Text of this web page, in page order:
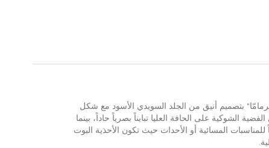
بتصميم أنيق من الجلد السويدي الأسود مع شكل
الشوكية على الحافة العليا تبايناً بصرياً حاداً، بينما
للمناسبات المسائية أو الأحداث حيث تكون الأحذية البوت